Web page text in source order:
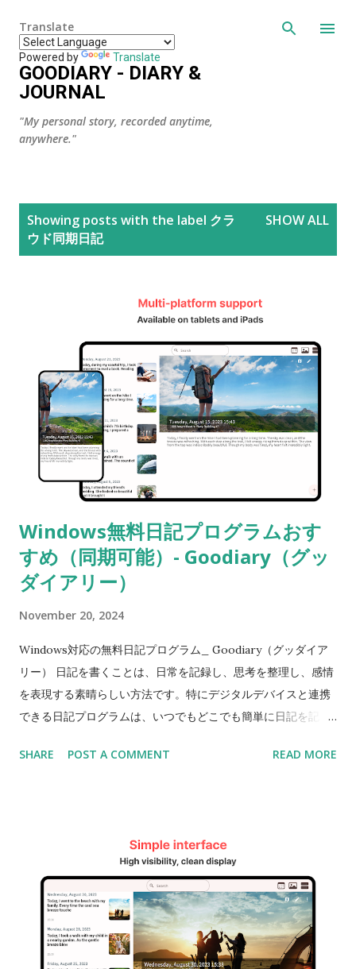
Translate
Powered by Translate
GOODIARY - DIARY &
JOURNAL
"My personal story, recorded anytime,
anywhere."
Showing posts with the label クラ
ウド同期日記
SHOW ALL
Windows無料日記プログラムおす
すめ（同期可能）- Goodiary（グッ
ダイアリー）
November 20, 2024
Windows対応の無料日記プログラム_ Goodiary（グッダイア
リー） 日記を書くことは、日常を記録し、思考を整理し、感情
を表現する素晴らしい方法です。特にデジタルデバイスと連携
できる日記プログラムは、いつでもどこでも簡単に日記を記
能で、スマートフォンやタブレットとも同期できる無料の日記
です。 [主な機能] スマートフォンやタブレットとの同期 この日
記プログラムは、Windowsだけでなく、iOS（iPhone、iPad）
やAndroidスマートフォン、タブレットとも完全に連携可能で
す。自宅でパソコンを使って日記を記録し、外出中にスマート
フォンやタブレットで続けて書くことができます。クラウド同
期機能を通じて、どのデバイスでも同じ内容で日記を記録・閲
SHARE POST A COMMENT READ MORE